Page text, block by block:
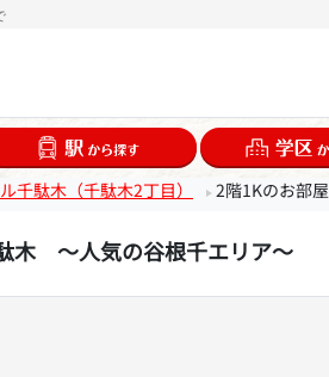
千駄木（千駄木2丁目） 2階1Kのお部屋
木 ～人気の谷根千エリア～